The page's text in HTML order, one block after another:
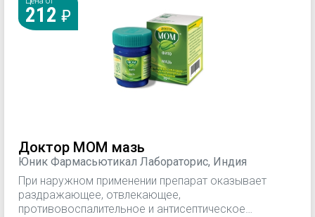
212
Доктор МОМ мазь
Юник Фармасьютикал Лабораторис, Индия
При наружном применении препарат оказывает
раздражающее, отвлекающее,
противовоспалительное и антисептическое